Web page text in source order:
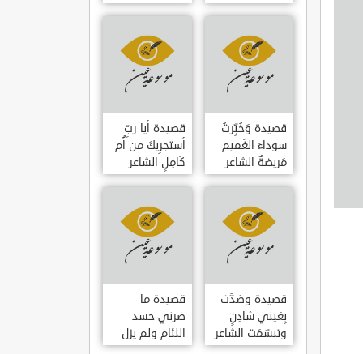
العوام بن عقبة
العوام بن عقبة
قصيدة وَخُبِّرتُ
سوداءَ الغَميم
مَريضةٌ الشاعر
العوام بن عقبة
قصيدة أيا ربِّ
أستجرِيكَ من أُم
كَامِلٍ الشاعر
العوام بن عقبة
قصيدة وصَدَّت
بِعَيني شادِنٍ
وتبسّمَت الشاعر
العوام بن عقبة
قصيدة ما
ضرني حسد
اللئام ولم يزل
الشاعر عمارة بن